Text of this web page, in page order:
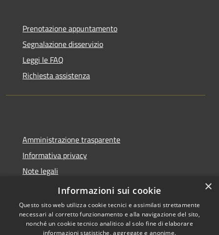
Prenotazione appuntamento
Segnalazione disservizio
Leggi le FAQ
Richiesta assistenza
Amministrazione trasparente
Informativa privacy
Note legali
Dichiarazione di accessibilità
×
Informazioni sui cookie
Questo sito web utilizza cookie tecnici e assimilati strettamente
necessari al corretto funzionamento e alla navigazione del sito,
nonché un cookie tecnico analitico al solo fine di elaborare
informazioni statistiche, aggregate e anonime.